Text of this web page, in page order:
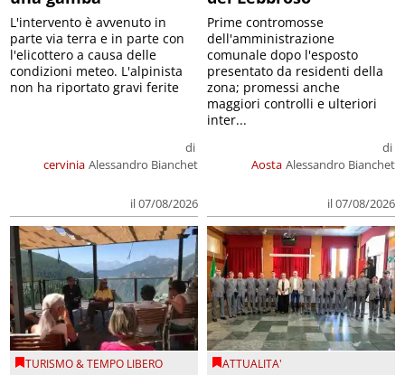
cervinia
di
Alessandro Bianchet
il 07/08/2026
L'intervento è avvenuto in
parte via terra e in parte con
l'elicottero a causa delle
condizioni meteo. L'alpinista
non ha riportato gravi ferite
Aosta
di
Alessandro Bianchet
il 07/08/2026
Prime contromosse
dell'amministrazione
comunale dopo l'esposto
presentato da residenti della
zona; promessi anche
maggiori controlli e ulteriori
inter...
TURISMO & TEMPO LIBERO ATTUALITA'